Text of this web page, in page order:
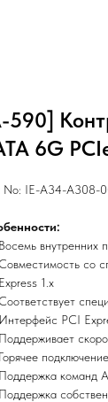
590]
6G
No: IE-A34-A308-
Восемь внутренних
Совместимость со
Express 1.x
Соответствует
Интерфейс PCI
Поддерживает
Горячее
Поддержка команд
Поддержка